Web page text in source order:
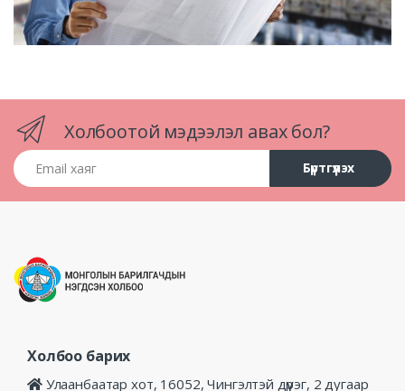
Холбоотой мэдээлэл авах бол?
Email хаяг
Бүртгүүлэх
Холбоо барих
Улаанбаатар хот, 16052, Чингэлтэй дүүрэг, 2 дугаар